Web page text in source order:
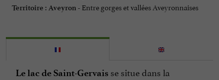
Territoire : Aveyron - Entre gorges et vallées Aveyronnaises
Le lac de Saint-Gervais se situe dans la